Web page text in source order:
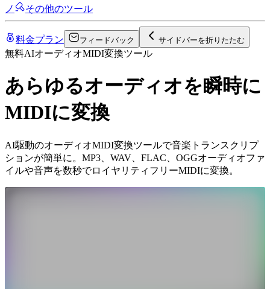
ノ
その他のツール
料金プラン フィードバック サイドバーを折りたたむ
無料AIオーディオMIDI変換ツール
あらゆるオーディオを瞬時に
MIDIに変換
AI駆動のオーディオMIDI変換ツールで音楽トランスクリプ
ションが簡単に。MP3、WAV、FLAC、OGGオーディオファ
イルや音声を数秒でロイヤリティフリーMIDIに変換。